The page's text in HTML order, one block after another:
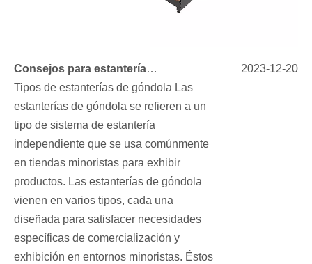
Consejos para estanterías de góndola: maximice la visibilidad del producto
Tipos de estanterías de góndola Las
estanterías de góndola se refieren a un
tipo de sistema de estantería
independiente que se usa comúnmente
en tiendas minoristas para exhibir
productos. Las estanterías de góndola
vienen en varios tipos, cada una
diseñada para satisfacer necesidades
específicas de comercialización y
exhibición en entornos minoristas. Éstos
2023-12-20